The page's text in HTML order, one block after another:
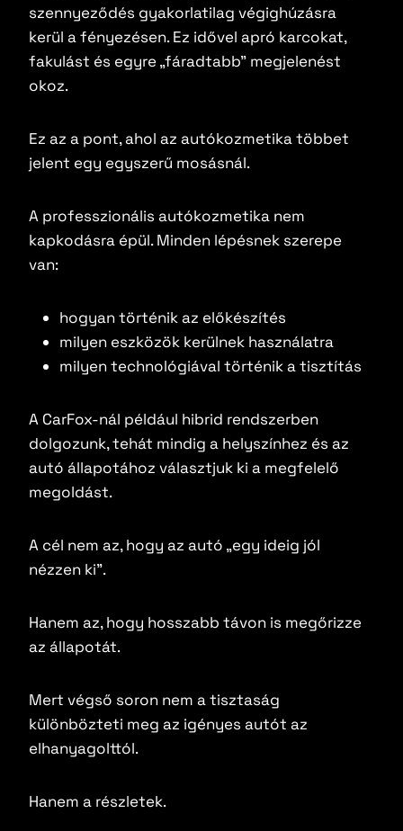
szennyeződés gyakorlatilag végighúzásra
kerül a fényezésen. Ez idővel apró karcokat,
fakulást és egyre „fáradtabb” megjelenést
okoz.
Ez az a pont, ahol az autókozmetika többet
jelent egy egyszerű mosásnál.
A professzionális autókozmetika nem
kapkodásra épül. Minden lépésnek szerepe
van:
hogyan történik az előkészítés
milyen eszközök kerülnek használatra
milyen technológiával történik a tisztítás
A CarFox-nál például hibrid rendszerben
dolgozunk, tehát mindig a helyszínhez és az
autó állapotához választjuk ki a megfelelő
megoldást.
A cél nem az, hogy az autó „egy ideig jól
nézzen ki”.
Hanem az, hogy hosszabb távon is megőrizze
az állapotát.
Mert végső soron nem a tisztaság
különbözteti meg az igényes autót az
elhanyagolttól.
Hanem a részletek.